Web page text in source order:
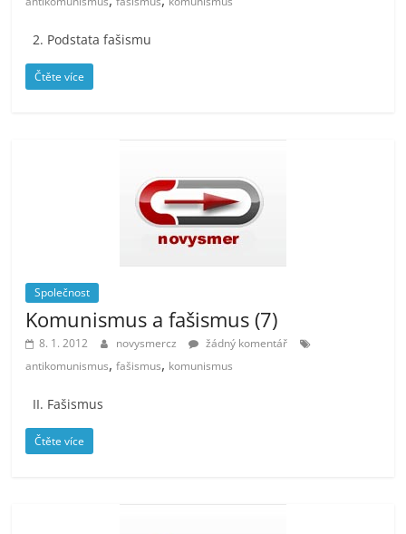
2. Podstata fašismu
Čtěte více
Společnost
Komunismus a fašismus (7)
8. 1. 2012 novysmercz
žádný komentář
antikomunismus,fašismus, komunismus
II. Fašismus
Čtěte více